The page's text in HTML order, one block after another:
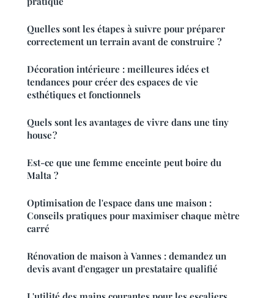
Quelles sont les étapes à suivre pour préparer
correctement un terrain avant de construire ?
Décoration intérieure : meilleures idées et
tendances pour créer des espaces de vie
esthétiques et fonctionnels
Quels sont les avantages de vivre dans une tiny
house ?
Est-ce que une femme enceinte peut boire du
Malta ?
Optimisation de l'espace dans une maison :
Conseils pratiques pour maximiser chaque mètre
carré
Rénovation de maison à Vannes : demandez un
devis avant d'engager un prestataire qualifié